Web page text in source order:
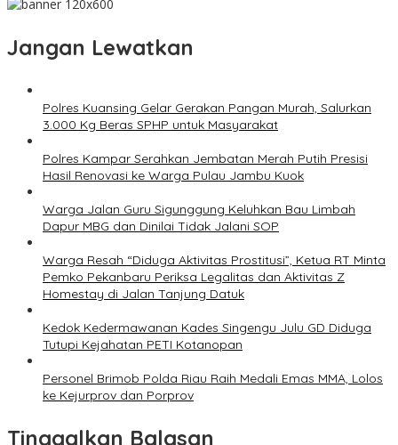
Jangan Lewatkan
Polres Kuansing Gelar Gerakan Pangan Murah, Salurkan
3.000 Kg Beras SPHP untuk Masyarakat
Polres Kampar Serahkan Jembatan Merah Putih Presisi
Hasil Renovasi ke Warga Pulau Jambu Kuok
Warga Jalan Guru Sigunggung Keluhkan Bau Limbah
Dapur MBG dan Dinilai Tidak Jalani SOP
Warga Resah “Diduga Aktivitas Prostitusi”, Ketua RT Minta
Pemko Pekanbaru Periksa Legalitas dan Aktivitas Z
Homestay di Jalan Tanjung Datuk
Kedok Kedermawanan Kades Singengu Julu GD Diduga
Tutupi Kejahatan PETI Kotanopan
Personel Brimob Polda Riau Raih Medali Emas MMA, Lolos
ke Kejurprov dan Porprov
Tinggalkan Balasan